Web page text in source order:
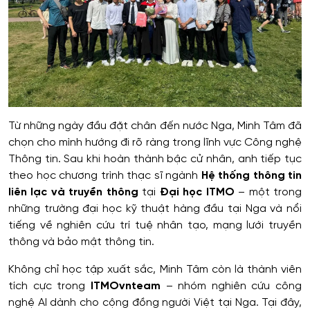
Từ những ngày đầu đặt chân đến nước Nga, Minh Tâm đã
chọn cho mình hướng đi rõ ràng trong lĩnh vực Công nghệ
Thông tin. Sau khi hoàn thành bậc cử nhân, anh tiếp tục
theo học chương trình thạc sĩ ngành Hệ thống thông tin
liên lạc và truyền thông tại Đại học ITMO – một trong
những trường đại học kỹ thuật hàng đầu tại Nga và nổi
tiếng về nghiên cứu trí tuệ nhân tạo, mạng lưới truyền
thông và bảo mật thông tin.
Không chỉ học tập xuất sắc, Minh Tâm còn là thành viên
tích cực trong
ITMOvnteam – nhóm nghiên cứu công
nghệ AI dành cho cộng đồng người Việt tại Nga. Tại đây,